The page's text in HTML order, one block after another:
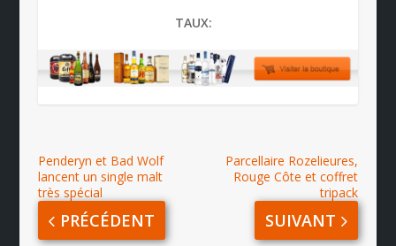
TAUX:
Penderyn et Bad Wolf
lancent un single malt
très spécial
PRÉCÉDENT
Parcellaire Rozelieures,
Rouge Côte et coffret
tripack
SUIVANT